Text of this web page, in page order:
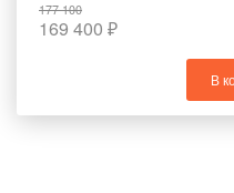
177 100
169 400 ₽
В